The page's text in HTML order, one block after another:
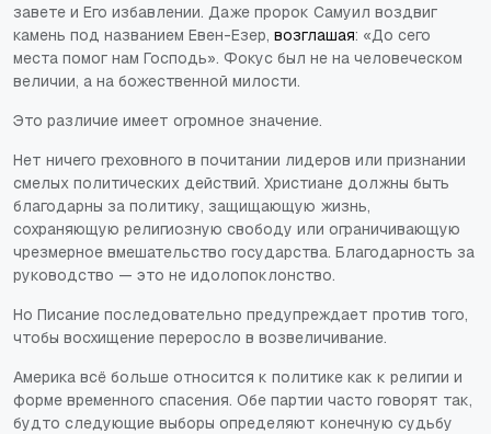
завете и Его избавлении. Даже пророк Самуил воздвиг
камень под названием Евен-Езер, возглашая: «До сего
места помог нам Господь». Фокус был не на человеческом
величии, а на божественной милости.
Это различие имеет огромное значение.
Нет ничего греховного в почитании лидеров или признании
смелых политических действий. Христиане должны быть
благодарны за политику, защищающую жизнь,
сохраняющую религиозную свободу или ограничивающую
чрезмерное вмешательство государства. Благодарность за
руководство — это не идолопоклонство.
Но Писание последовательно предупреждает против того,
чтобы восхищение переросло в возвеличивание.
Америка всё больше относится к политике как к религии и
форме временного спасения. Обе партии часто говорят так,
будто следующие выборы определяют конечную судьбу